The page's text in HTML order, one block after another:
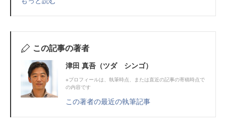
この記事の著者
津田 真吾（ツダ シンゴ）
※プロフィールは、執筆時点、または直近の記事の寄稿時点で
の内容です
この著者の最近の執筆記事